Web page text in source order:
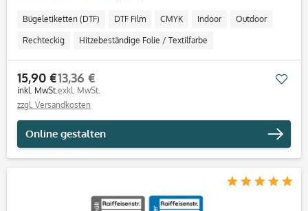
Bügeletiketten (DTF) DTF Film CMYK Indoor Outdoor
Rechteckig Hitzebeständige Folie / Textilfarbe
15,90 €
inkl. MwSt.
13,36 €
exkl. MwSt.
zzgl. Versandkosten
Online gestalten